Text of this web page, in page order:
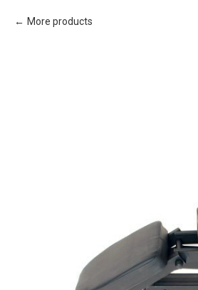
More products